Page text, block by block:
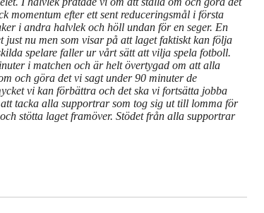
momentum efter ett sent reduceringsmål i första
i andra halvlek och höll undan för en seger. En
just nu men som visar på att laget faktiskt kan följa
spelare faller ur vårt sätt att vilja spela fotboll.
i matchen och är helt övertygad om att alla
och göra det vi sagt under 90 minuter de
vi kan förbättra och det ska vi fortsätta jobba
tacka alla supportrar som tog sig ut till lomma för
stötta laget framöver. Stödet från alla supportrar